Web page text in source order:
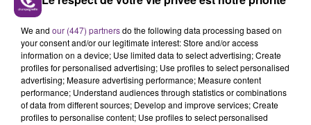
LE MAGASIN JOUÉCLUB DE REIMS FERME
SES PORTES
C'était l'une des institutions du centre-ville
rémois. Le magasin JouéClub est contraint de
fermer ses portes.
TITRES DIFFUSÉS
We and our (447) partnersdo the following data processing based on
your consent and/or our legitimate interest: Store and/or access
information on a device; Use limited data to select advertising; Create
profiles for personalised advertising; Use profiles to select personalised
advertising; Measure advertising performance; Measure content
performance; Understand audiences through statistics or combinations
of data from different sources; Develop and improve services; Create
profiles to personalise content; Use profiles to select personalised